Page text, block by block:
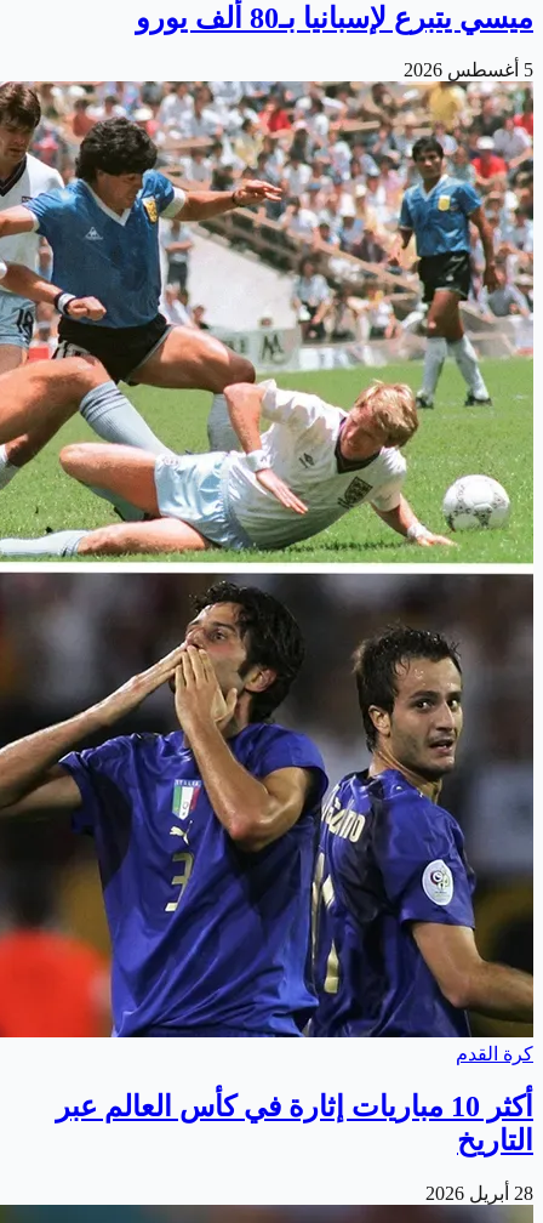
ميسي يتبرع لإسبانيا بـ80 ألف يورو
5 أغسطس 2026
كرة القدم
أكثر 10 مباريات إثارة في كأس العالم عبر
التاريخ
28 أبريل 2026